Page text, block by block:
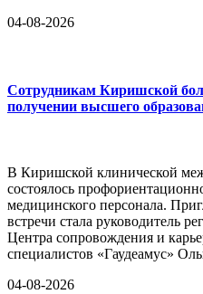
04-08-2026
Сотрудникам Киришской
получении высшего
В Киришской клинической
состоялось
медицинского персонала.
встречи стала руководитель
Центра сопровождения и
специалистов «Гаудеамус»
04-08-2026